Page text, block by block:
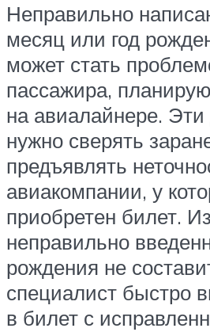
Неправильно
месяц или год
может стать
пассажира,
на авиалайнере.
нужно сверять
предъявлять
авиакомпании, у
приобретен билет.
неправильно
рождения не
специалист быстро
в билет с